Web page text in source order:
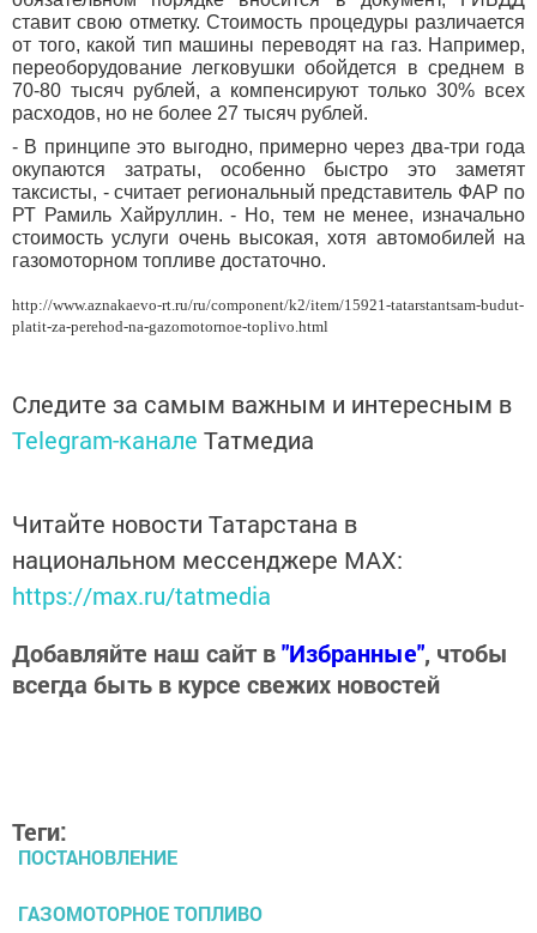
ставит свою отметку. Стоимость процедуры различается
от того, какой тип машины переводят на газ. Например,
переоборудование легковушки обойдется в среднем в
70-80 тысяч рублей, а компенсируют только 30% всех
расходов, но не более 27 тысяч рублей.
- В принципе это выгодно, примерно через два-три года
окупаются затраты, особенно быстро это заметят
таксисты, - считает региональный представитель ФАР по
РТ Рамиль Хайруллин. - Но, тем не менее, изначально
стоимость услуги очень высокая, хотя автомобилей на
газомоторном топливе достаточно.
http://www.aznakaevo-rt.ru/ru/component/k2/item/15921-tatarstantsam-budut-
platit-za-perehod-na-gazomotornoe-toplivo.html
Следите за самым важным и интересным в
Telegram-канале Татмедиа
Читайте новости Татарстана в
национальном мессенджере MАХ:
https://max.ru/tatmedia
Добавляйте наш сайт в"Избранные", чтобы
всегда быть в курсе свежих новостей
Теги:
ПОСТАНОВЛЕНИЕ
ГАЗОМОТОРНОЕ ТОПЛИВО